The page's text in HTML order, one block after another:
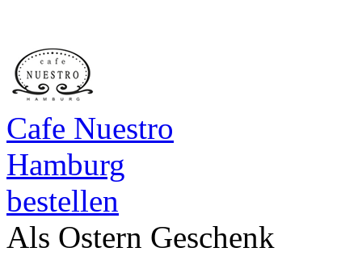
Cafe Nuestro
Hamburg
bestellen
Als Ostern Geschenk